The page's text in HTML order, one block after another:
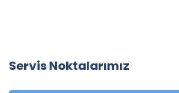
Servis Noktalarımız